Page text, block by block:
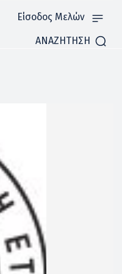
Είσοδος Μελών
ΑΝΑΖΗΤΗΣΗ